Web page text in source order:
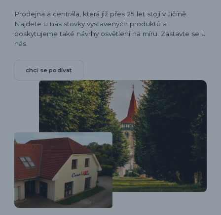
Prodejna a centrála, která již přes 25 let stojí v Jičíně.
Najdete u nás stovky vystavených produktů a
poskytujeme také návrhy osvětlení na míru. Zastavte se u
nás.
chci se podívat